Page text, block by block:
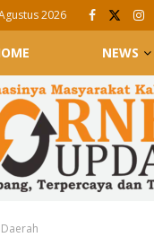
2026
NEWS
Daerah